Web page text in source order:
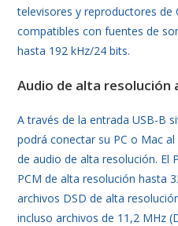
televisores y reproductores de
compatibles con fuentes de
hasta 192 kHz/24 bits.
Audio de alta
A través de la entrada USB-B
podrá conectar su PC o Mac
de audio de alta resolución. El
PCM de alta resolución hasta
archivos DSD de alta
incluso archivos de 11,2 MHz